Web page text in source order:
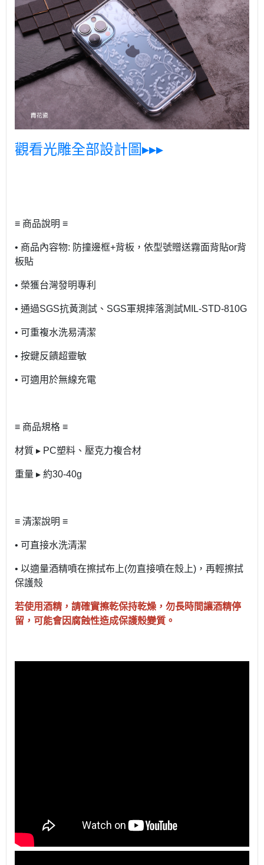
觀看光雕全部設計圖▸▸▸
≡ 商品說明 ≡
• 商品內容物: 防撞邊框+背板，依型號贈送霧面背貼or背
板貼
• 榮獲台灣發明專利
• 通過SGS抗黃測試、SGS軍規摔落測試MIL-STD-810G
• 可重複水洗易清潔
• 按鍵反饋超靈敏
• 可適用於無線充電
≡ 商品規格 ≡
材質 ▸ PC塑料、壓克力複合材
重量 ▸ 約30-40g
≡ 清潔說明 ≡
• 可直接水洗清潔
• 以適量酒精噴在擦拭布上(勿直接噴在殼上)，再輕擦拭
保護殼
若使用酒精，請確實擦乾保持乾燥，勿長時間讓酒精停
留，可能會因腐蝕性造成保護殼變質。